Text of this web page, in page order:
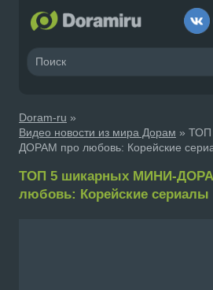
Doram-ru »
Видео новости из мира Дорам »
ДОРАМ про любовь: Корейские
ТОП 5 шикарных МИНИ-
любовь: Корейские сериалы